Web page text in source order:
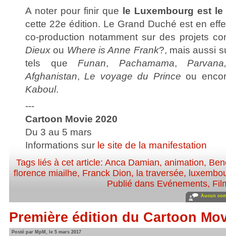
A noter pour finir que le Luxembourg est
cette 22e édition. Le Grand Duché est en
co-production notamment sur des projets
Dieux ou Where is Anne Frank?, mais aussi
tels queFunan, Pachamama,
Afghanistan,Le voyage du Prince ou
Kaboul.
---
Cartoon Movie 2020
Du 3 au 5 mars
Informations sur le site de la manifestation
Tags liés à cet article: Anca Damian, animation,
florence miailhe, Franck Dion, la traversée,
Publié dans Evénements,
Aucun
Première édition du Cartoon
Posté par MpM, le 5 mars 2017